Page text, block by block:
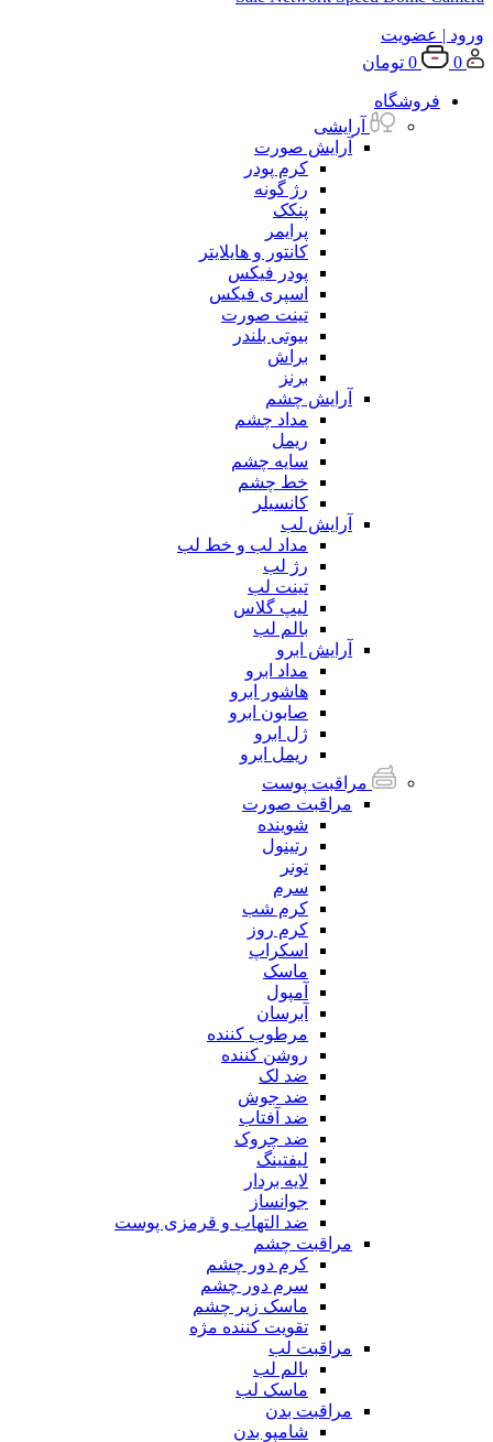
ورود | عضویت
0
0 تومان
فروشگاه
آرایشی
آرایش صورت
کرم پودر
رژ گونه
پنکک
پرایمر
کانتور و هایلایتر
پودر فیکس
اسپری فیکس
تینت صورت
بیوتی بلندر
براش
برنز
آرایش چشم
مداد چشم
ریمل
سایه چشم
خط چشم
کانسیلر
آرایش لب
مداد لب و خط لب
رژ لب
تینت لب
لیپ گلاس
بالم لب
آرایش ابرو
مداد ابرو
هاشور ابرو
صابون ابرو
ژل ابرو
ریمل ابرو
مراقبت پوست
مراقبت صورت
شوینده
رتینول
تونر
سرم
کرم شب
کرم روز
اسکراپ
ماسک
آمپول
آبرسان
مرطوب کننده
روشن کننده
ضد لک
ضد جوش
ضد آفتاب
ضد چروک
لیفتینگ
لایه بردار
جوانساز
ضد التهاب و قرمزی پوست
مراقبت چشم
کرم دور چشم
سرم دور چشم
ماسک زیر چشم
تقویت کننده مژه
مراقبت لب
بالم لب
ماسک لب
مراقبت بدن
شامپو بدن